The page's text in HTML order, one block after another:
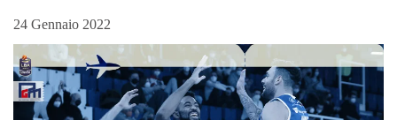
24 Gennaio 2022